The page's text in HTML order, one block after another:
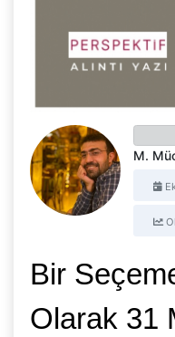
M.
Bir
Olarak 31